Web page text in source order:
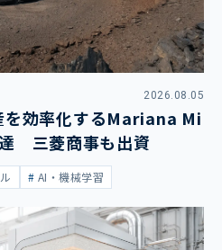
2026.08.05
を効率化するMariana Mi
三菱商事も出資
AI・機械学習